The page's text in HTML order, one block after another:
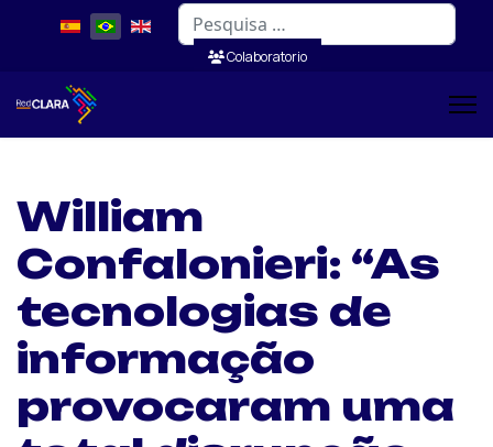
Pesquisar
Colaboratorio
William
Confalonieri: “As
tecnologias de
informação
provocaram uma